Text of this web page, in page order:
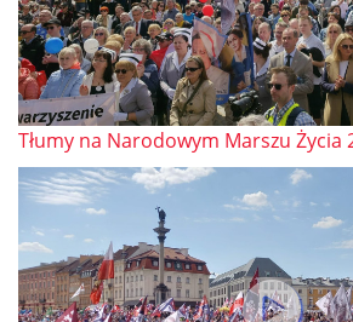
Tłumy na Narodowym Marszu Życia